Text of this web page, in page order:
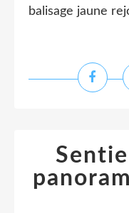
balisage jaune